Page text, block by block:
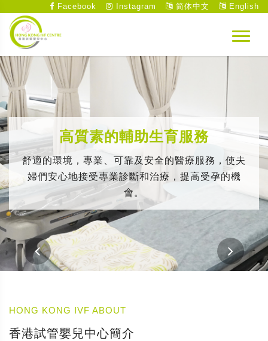
Facebook Instagram 简体中文 English
高質素的輔助生育服務
舒適的環境，專業、可靠及安全的醫療服務，使夫
婦們安心地接受專業診斷和治療，提高受孕的機
會。
HONG KONG IVF ABOUT
香港試管嬰兒中心簡介